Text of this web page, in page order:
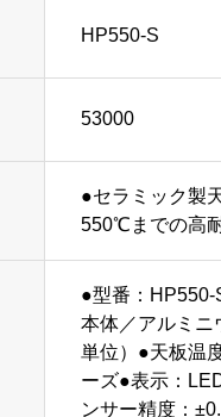
HP550-S
53000
●セラミック製
550℃までの高
●型番：
本体／アルミ
単位）●天板温
ーズ●表示：
ンサー精度：